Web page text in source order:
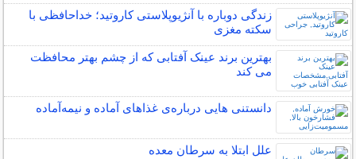
زندگی دوباره با آنژیوپلاستی کاروتید؛ خداحافظی با
سکته مغزی
بهترین برند عینک آفتابی که از چشم بهتر محافظت
می کند
دانستنی هایی درباره‌ی غذاهای آماده و نیمه‌آماده
علل ابتلا به سرطان معده